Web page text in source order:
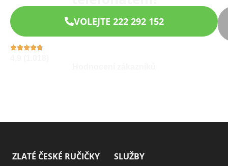
VOLEJTE 222 292 152
ZLATÉ ČESKÉ RUČIČKY SLUŽBY